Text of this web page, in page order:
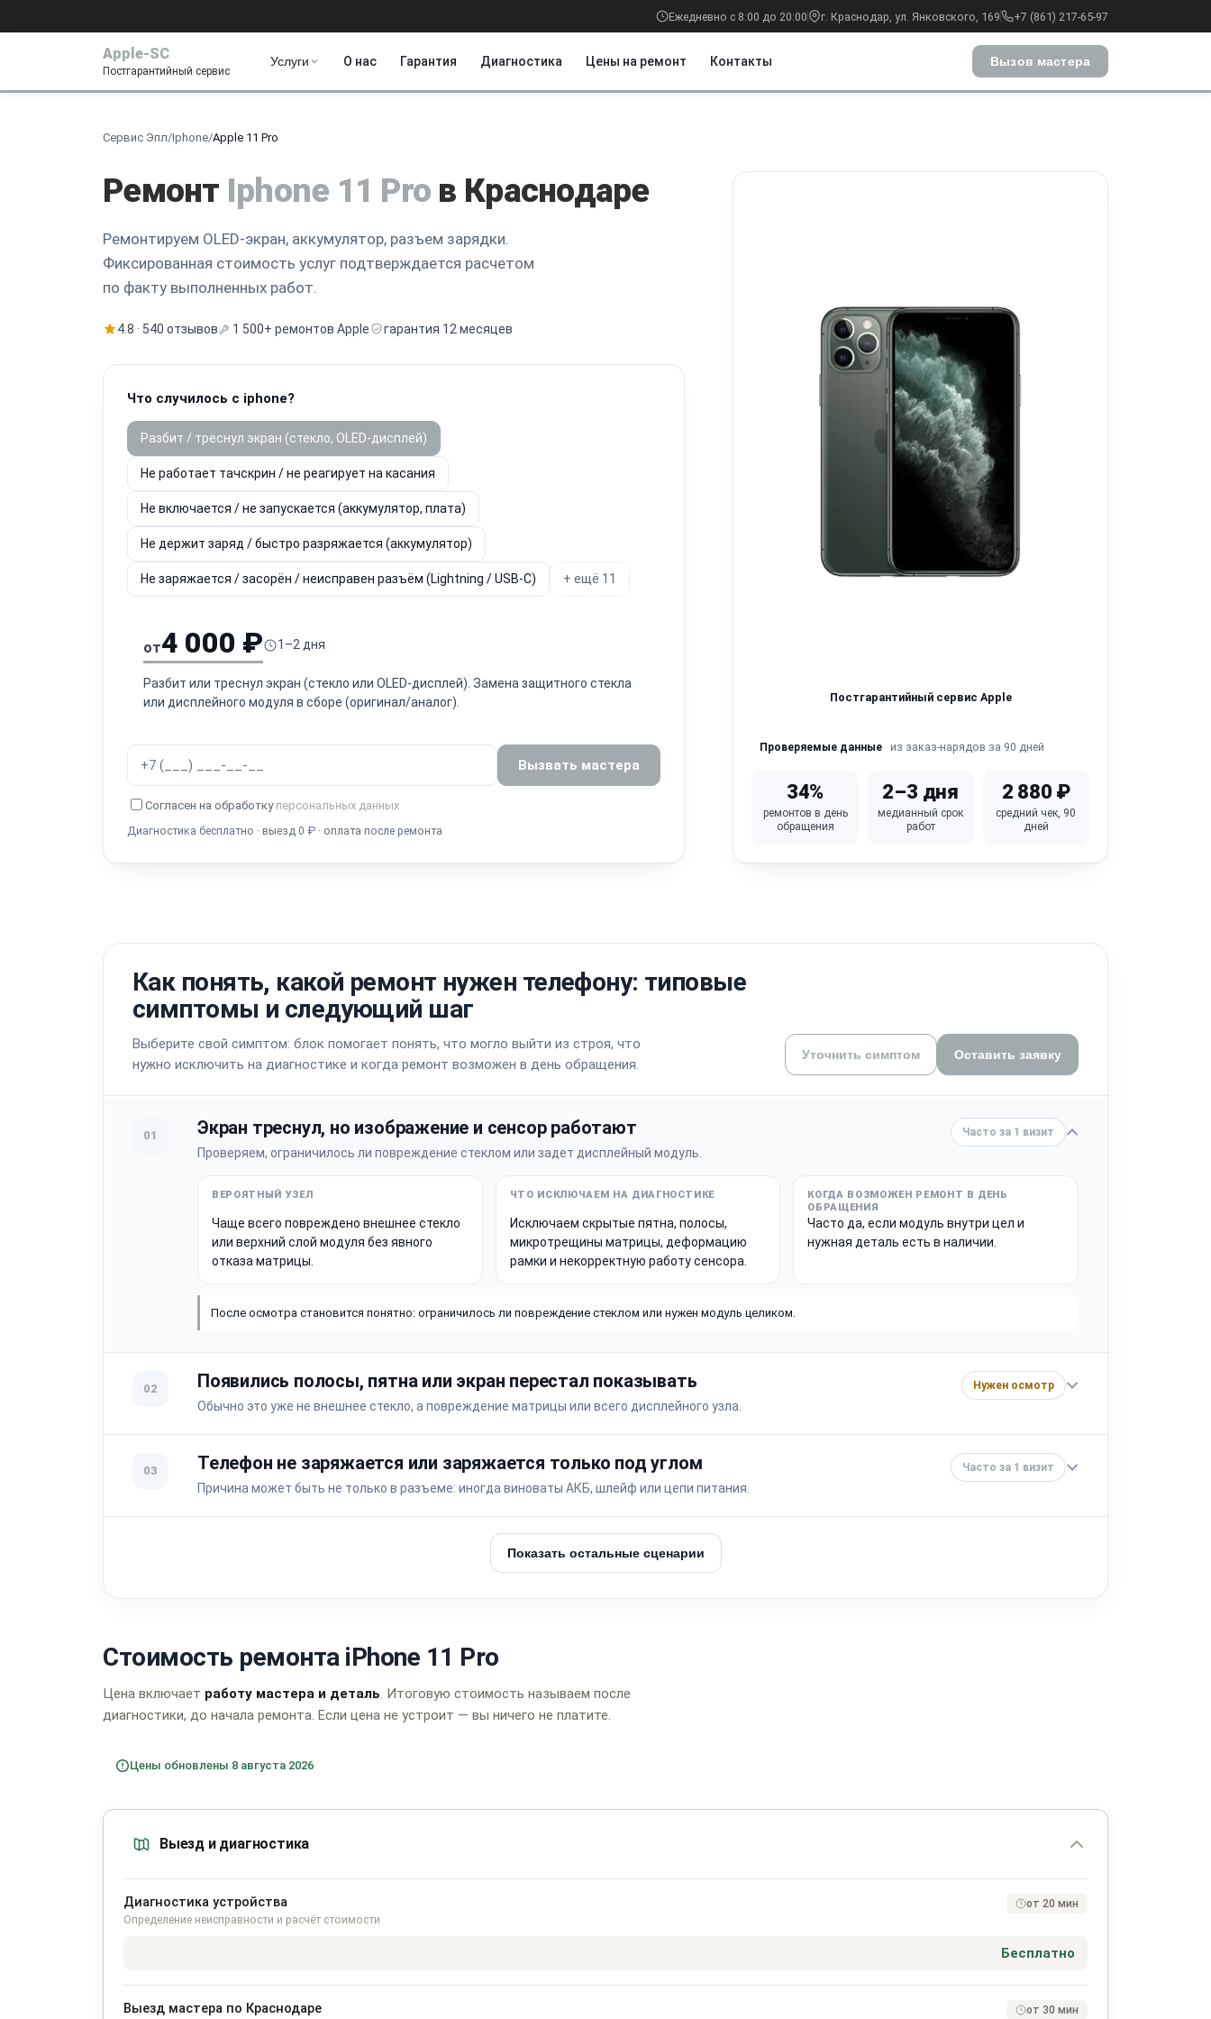
Ежедневно с 8:00 до 20:00 г. Краснодар, ул. Янковского, 169 +7 (861) 217-65-97
Apple-SC
Постгарантийный сервис
Услуги О нас Гарантия Диагностика Цены на ремонт Контакты Вызов мастера
Сервис Эпл/Iphone/Apple 11 Pro
Ремонт Iphone 11 Pro в Краснодаре
Ремонтируем OLED-экран, аккумулятор, разъем зарядки.
Фиксированная стоимость услуг подтверждается расчетом
по факту выполненных работ.
4.8 · 540 отзывов 1 500+ ремонтов Apple гарантия 12 месяцев
Что случилось с iphone?
Разбит / треснул экран (стекло, OLED-дисплей)
Не работает тачскрин / не реагирует на касания
Не включается / не запускается (аккумулятор, плата)
Не держит заряд / быстро разряжается (аккумулятор)
Не заряжается / засорён / неисправен разъём (Lightning / USB-C) + ещё 11
от4 000 ₽ 1–2 дня
Разбит или треснул экран (стекло или OLED-дисплей). Замена защитного стекла
или дисплейного модуля в сборе (оригинал/аналог).
Вызвать мастера
Согласен на обработку персональных данных
Диагностика бесплатно · выезд 0 ₽ · оплата после ремонта
Постгарантийный сервис Apple
Проверяемые данные из заказ-нарядов за 90 дней
34%
ремонтов в день
обращения
2–3 дня
медианный срок
работ
2 880 ₽
средний чек, 90
дней
Как понять, какой ремонт нужен телефону: типовые
симптомы и следующий шаг
Выберите свой симптом: блок помогает понять, что могло выйти из строя, что
нужно исключить на диагностике и когда ремонт возможен в день обращения.
Уточнить симптом Оставить заявку
01 Экран треснул, но изображение и сенсор работают
Проверяем, ограничилось ли повреждение стеклом или задет дисплейный модуль.
Часто за 1 визит
Чаще всего повреждено внешнее стекло
или верхний слой модуля без явного
отказа матрицы.
Исключаем скрытые пятна, полосы,
микротрещины матрицы, деформацию
рамки и некорректную работу сенсора.
Часто да, если модуль внутри цел и
нужная деталь есть в наличии.
После осмотра становится понятно: ограничилось ли повреждение стеклом или нужен модуль целиком.
02 Появились полосы, пятна или экран перестал показывать
Обычно это уже не внешнее стекло, а повреждение матрицы или всего дисплейного узла.
Нужен осмотр
03 Телефон не заряжается или заряжается только под углом
Причина может быть не только в разъеме: иногда виноваты АКБ, шлейф или цепи питания.
Часто за 1 визит
Показать остальные сценарии
Стоимость ремонта iPhone 11 Pro
Цена включает работу мастера и деталь . Итоговую стоимость называем после
диагностики, до начала ремонта. Если цена не устроит — вы ничего не платите.
Цены обновлены 8 августа 2026
Выезд и диагностика
Диагностика устройства
Определение неисправности и расчёт стоимости
от 20 мин
Бесплатно
Выезд мастера по Краснодаре от 30 мин